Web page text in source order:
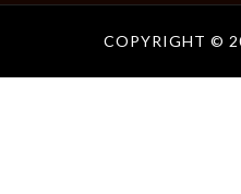
COPYRIGHT ©